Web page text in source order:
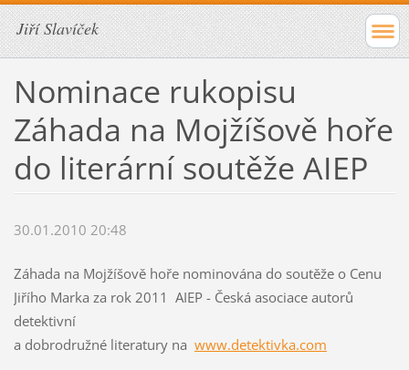
Jiří Slavíček
Nominace rukopisu
Záhada na Mojžíšově hoře
do literární soutěže AIEP
30.01.2010 20:48
Záhada na Mojžíšově hoře nominována do soutěže o Cenu
Jiřího Marka za rok 2011 AIEP - Česká asociace autorů
detektivní
a dobrodružné literatury na www.detektivka.com